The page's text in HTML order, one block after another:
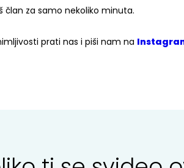
član za samo nekoliko minuta.
prati nas i piši nam na